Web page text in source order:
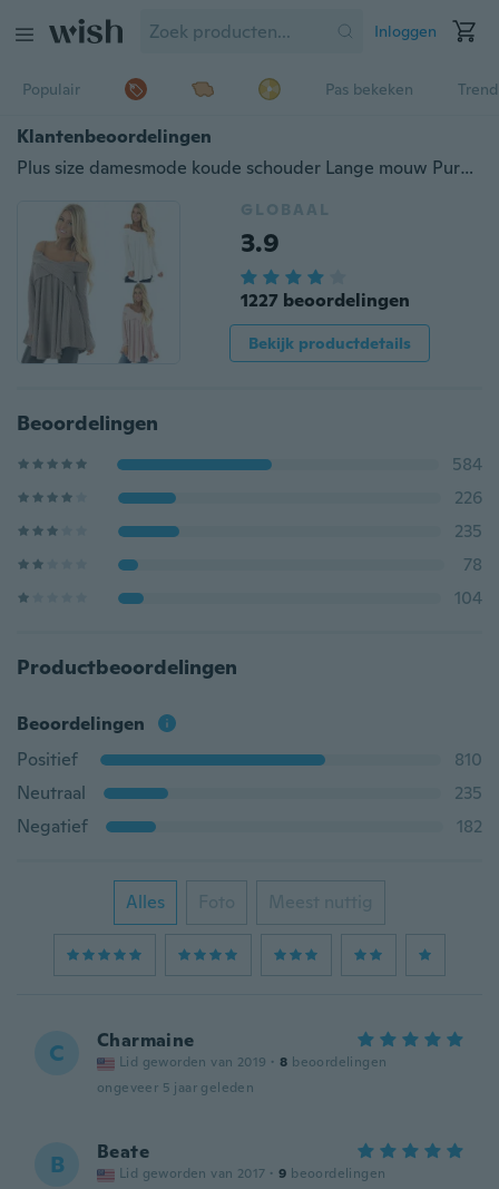
Inloggen
Populair Pas bekeken
Klantenbeoordelingen
Plus size damesmode koude schouder Lange mouw Pure kleur Gebreide casual trui
GLOBAAL
3.9
1227 beoordelingen
Bekijk productdetails
Beoordelingen
584
226
235
78
104
Productbeoordelingen
Beoordelingen
Positief
810
Neutraal
235
Negatief
182
Alles Foto Meest nuttig
C Charmaine
Lid geworden van 2019 · 8 beoordelingen
ongeveer 5 jaar geleden
B Beate
Lid geworden van 2017 · 9 beoordelingen